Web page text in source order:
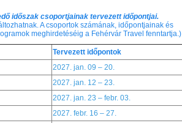
időszak csoportjainak tervezett időpontjai.
A csoportok számának, időpontjainak és
meghirdetéséig a Fehérvár Travel fenntartja.)
Tervezett időpontok
2027. jan. 09 – 20.
2027. jan. 12 – 23.
2027. jan. 23 – febr. 03.
2027. febr. 16 – 27.